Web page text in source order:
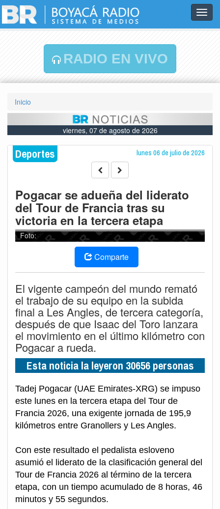
RADIO EN VIVO
Inicio
viernes, 07 de agosto de 2026
Deportes lunes 06 de julio de 2026
Pogacar se adueña del liderato
del Tour de Francia tras su
victoria en la tercera etapa
Foto:
Comparte
El vigente campeón del mundo remató
el trabajo de su equipo en la subida
final a Les Angles, de tercera categoría,
después de que Isaac del Toro lanzara
el movimiento en el último kilómetro con
Pogacar a rueda.
Esta noticia la leyeron 30656 personas
Tadej Pogacar (UAE Emirates-XRG) se impuso
este lunes en la tercera etapa del Tour de
Francia 2026, una exigente jornada de 195,9
kilómetros entre Granollers y Les Angles.
Con este resultado el pedalista esloveno
asumió el liderato de la clasificación general del
Tour de Francia 2026 al término de la tercera
etapa, con un tiempo acumulado de 8 horas, 46
minutos y 55 segundos.